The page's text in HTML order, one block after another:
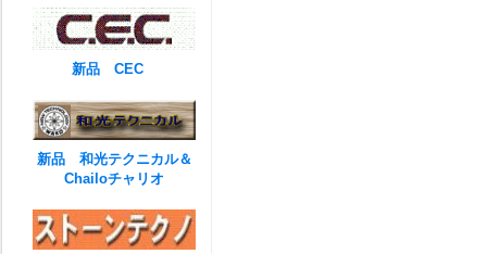
新品 CEC
新品 和光テクニカル＆
Chailoチャリオ